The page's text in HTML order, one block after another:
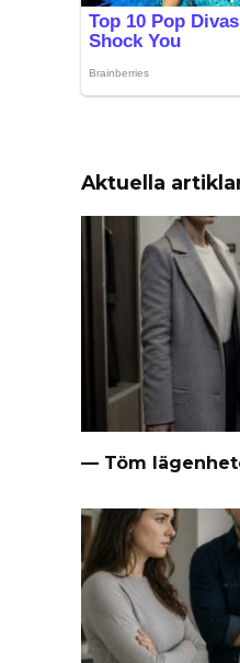
Aktuella
— Töm